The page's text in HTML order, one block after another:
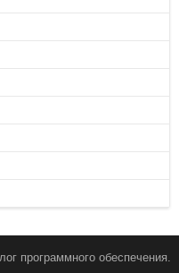
программного обеспечения.